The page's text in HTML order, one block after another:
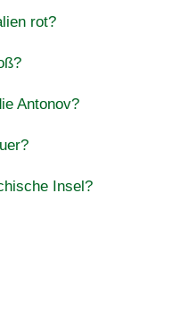
rot?
Antonov?
Insel?